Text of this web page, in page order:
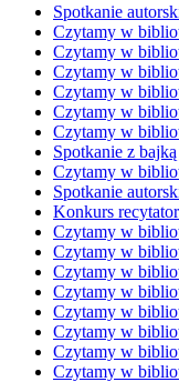
Spotkanie
Czytamy w
Czytamy w
Czytamy w
Czytamy w
Czytamy w
Czytamy w
Spotkanie z
Czytamy w
Spotkanie
Konkurs
Czytamy w
Czytamy w
Czytamy w
Czytamy w
Czytamy w
Czytamy w
Czytamy w
Czytamy w